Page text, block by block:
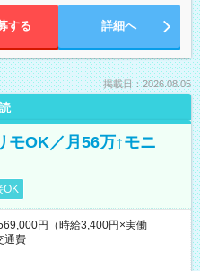
する 詳細へ
掲載日：2026.08.05
モOK／月56万↑モニ
OK
円（時給3,400円×実働
通費